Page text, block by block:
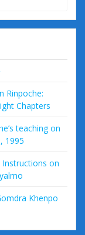
ss
Rinpoche:
Chapters
teaching on
1995
Instructions on
Khenpo